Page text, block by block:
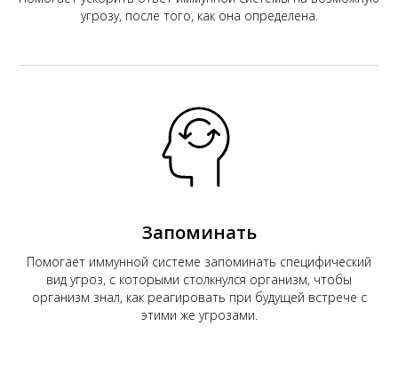
угрозу, после того, как она определена.
Запоминать
Помогает иммунной системе запоминать специфический
вид угроз, с которыми столкнулся организм, чтобы
организм знал, как реагировать при будущей встрече с
этими же угрозами.